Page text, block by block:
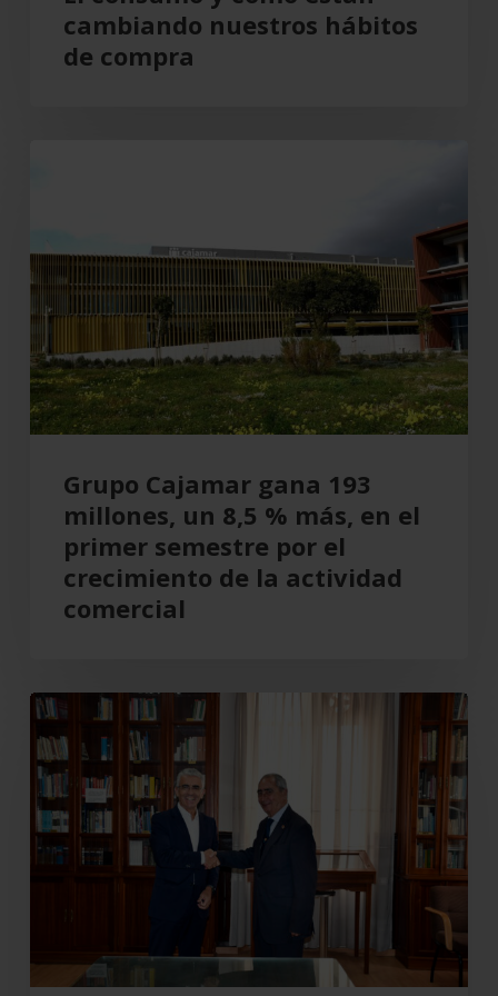
cambiando nuestros hábitos
de compra
193
millones,
un
8,5
%
más,
en
primer
semestre
crecimiento
actividad
comercial
Grupo Cajamar gana 193
millones, un 8,5 % más, en el
primer semestre por el
crecimiento de la actividad
comercial
Cajamar
recupera
el
Teatro
Cervantes
para